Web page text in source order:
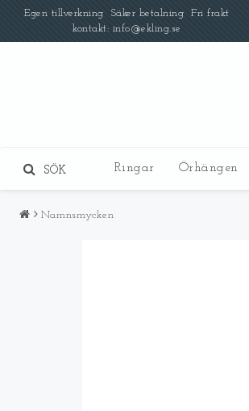
Egen tillverkning Säker betalning Fri frakt
kontakt: info@ekling.se
Ringar Örhängen
SÖK
Namnsmycken